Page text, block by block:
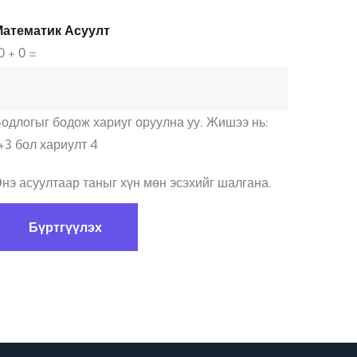
Асуулт
+ 0 =
бодож хариуг оруулна уу. Жишээ нь:
бол хариулт 4
асуултаар таныг хүн мөн эсэхийг шалгана.